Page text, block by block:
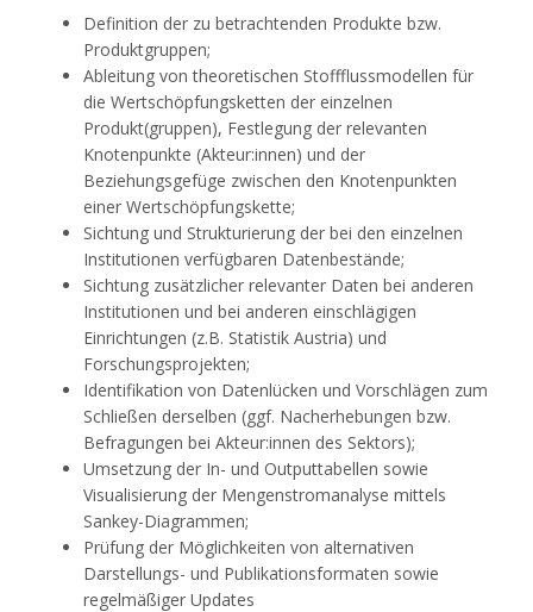
Definition der zu betrachtenden Produkte bzw.
Produktgruppen;
Ableitung von theoretischen Stoffflussmodellen für
die Wertschöpfungsketten der einzelnen
Produkt(gruppen), Festlegung der relevanten
Knotenpunkte (Akteur:innen) und der
Beziehungsgefüge zwischen den Knotenpunkten
einer Wertschöpfungskette;
Sichtung und Strukturierung der bei den einzelnen
Institutionen verfügbaren Datenbestände;
Sichtung zusätzlicher relevanter Daten bei anderen
Institutionen und bei anderen einschlägigen
Einrichtungen (z.B. Statistik Austria) und
Forschungsprojekten;
Identifikation von Datenlücken und Vorschlägen zum
Schließen derselben (ggf. Nacherhebungen bzw.
Befragungen bei Akteur:innen des Sektors);
Umsetzung der In- und Outputtabellen sowie
Visualisierung der Mengenstromanalyse mittels
Sankey-Diagrammen;
Prüfung der Möglichkeiten von alternativen
Darstellungs- und Publikationsformaten sowie
regelmäßiger Updates